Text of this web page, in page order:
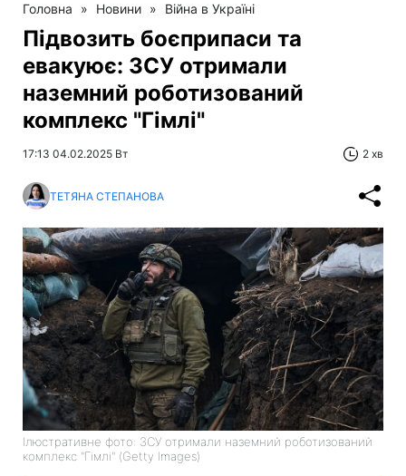
Головна » Новини » Війна в Україні
Підвозить боєприпаси та
евакуює: ЗСУ отримали
наземний роботизований
комплекс "Гімлі"
17:13 04.02.2025 Вт 2 хв
ТЕТЯНА СТЕПАНОВА
Ілюстративне фото: ЗСУ отримали наземний роботизований
комплекс "Гімлі" (Getty Images)